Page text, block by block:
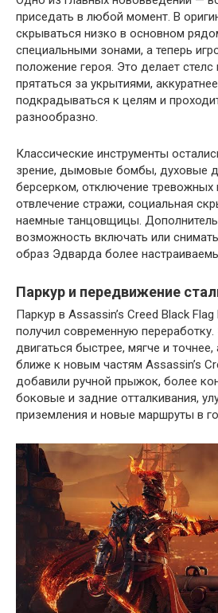
приседать в любой момент. В
скрываться низко в основном
специальными зонами, а теперь
положение героя. Это делает
прятаться за укрытиями,
подкрадываться к целям и
разнообразно.
Классические инструменты
зрение, дымовые бомбы, духовые
берсерком, отключение тревожных
отвлечение стражи, социальная
наемные танцовщицы.
возможность включать или
образ Эдварда более
Паркур и передвижение
Паркур в Assassin’s Creed Black
получил современную
двигаться быстрее, мягче и точнее,
ближе к новым частям Assassin’s
добавили ручной прыжок, более
боковые и задние отталкивания,
приземления и новые маршруты в